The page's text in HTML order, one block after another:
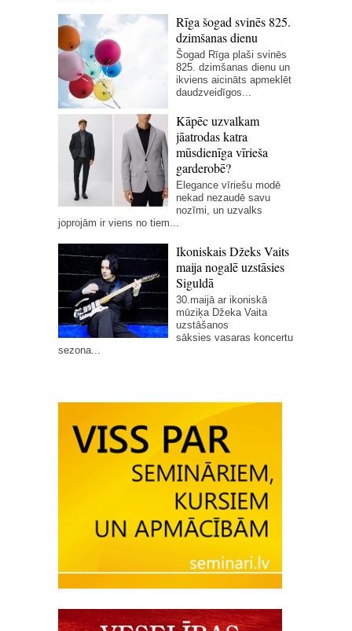
Rīga šogad svinēs 825.
dzimšanas dienu
Šogad Rīga plaši svinēs
825. dzimšanas dienu un
ikviens aicināts apmeklēt
daudzveidīgos...
Kāpēc uzvalkam
jāatrodas katra
mūsdienīga vīrieša
garderobē?
Elegance vīriešu modē
nekad nezaudē savu
nozīmi, un uzvalks
joprojām ir viens no tiem...
Ikoniskais Džeks Vaits
maija nogalē uzstāsies
Siguldā
30.maijā ar ikoniskā
mūziķa Džeka Vaita
uzstāšanos
sāksies vasaras koncertu
sezona...